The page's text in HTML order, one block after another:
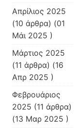
Απρίλιος 2025
(10 άρθρα) (01
Μάι 2025 )
Μάρτιος 2025
(11 άρθρα) (16
Απρ 2025 )
Φεβρουάριος
2025 (11 άρθρα)
(13 Μαρ 2025 )